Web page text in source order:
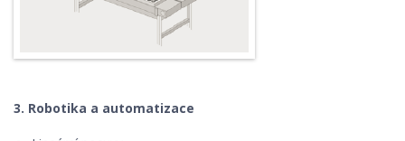
3. Robotika a automatizace